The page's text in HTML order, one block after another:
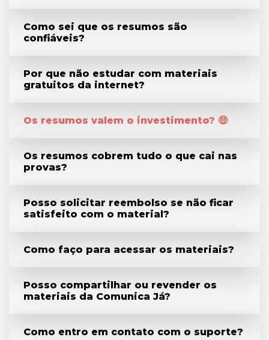
Como sei que os resumos são
confiáveis?
Por que não estudar com materiais
gratuitos da internet?
Os resumos valem o investimento? 🤑
Os resumos cobrem tudo o que cai nas
provas?
Posso solicitar reembolso se não ficar
satisfeito com o material?
Como faço para acessar os materiais?
Posso compartilhar ou revender os
materiais da Comunica Já?
Como entro em contato com o suporte?